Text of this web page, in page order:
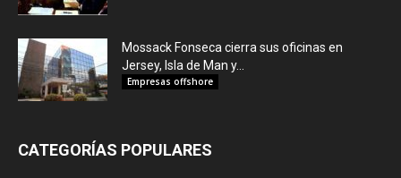
Mossack Fonseca cierra sus oficinas en
Jersey, Isla de Man y...
Empresas offshore
CATEGORÍAS POPULARES